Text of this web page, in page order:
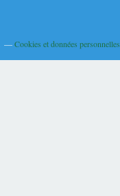
Cookies et données personnelles